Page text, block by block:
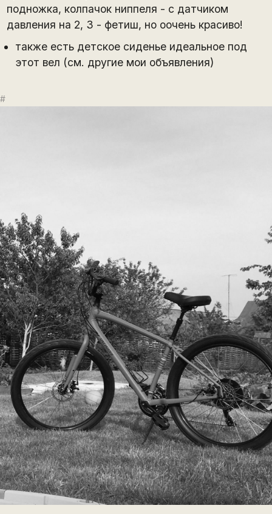
подножка, колпачок ниппеля - с датчиком
давления на 2, 3 - фетиш, но оочень красиво!
также есть детское сиденье идеальное под
этот вел (см. другие мои объявления)
#